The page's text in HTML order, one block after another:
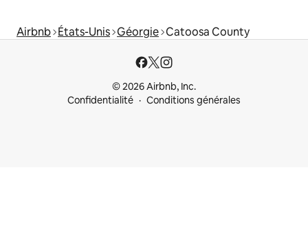
Airbnb États-Unis Géorgie Catoosa County
© 2026 Airbnb, Inc.
Confidentialité
Conditions générales